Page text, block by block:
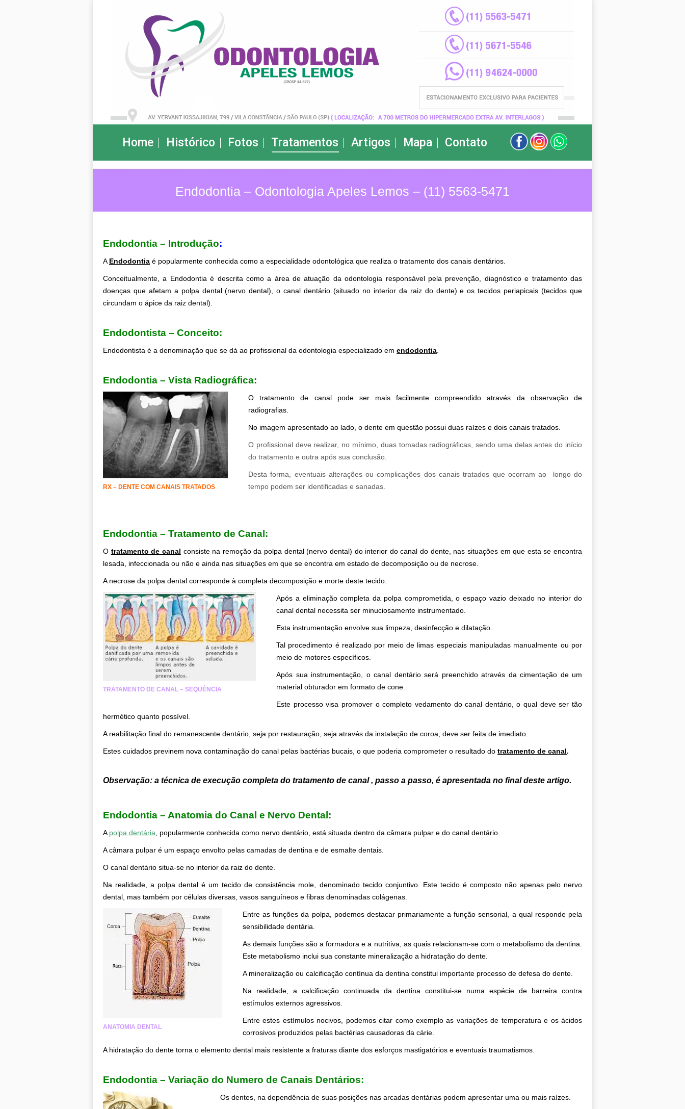
Home Histórico Fotos Tratamentos Artigos Mapa Contato
Endodontia – Odontologia Apeles Lemos – (11) 5563-5471
Endodontia – Introdução:
A Endodontia é popularmente conhecida como a especialidade odontológica que realiza o tratamento dos canais dentários.
Conceitualmente, a Endodontia é descrita como a área de atuação da odontologia responsável pela prevenção, diagnóstico e tratamento das
doenças que afetam a polpa dental (nervo dental), o canal dentário (situado no interior da raiz do dente) e os tecidos periapicais (tecidos que
circundam o ápice da raiz dental).
Endodontista – Conceito:
Endodontista é a denominação que se dá ao profissional da odontologia especializado em endodontia
Endodontia – Vista Radiográfica:
RX – DENTE COM CANAIS TRATADOS
O tratamento de canal pode ser mais facilmente compreendido através da observação de
radiografias.
No imagem apresentado ao lado, o dente em questão possui duas raízes e dois canais tratados.
O profissional deve realizar, no mínimo, duas tomadas radiográficas, sendo uma delas antes do início
do tratamento e outra após sua conclusão.
Desta forma, eventuais alterações ou complicações dos canais tratados que ocorram ao longo do
tempo podem ser identificadas e sanadas.
Endodontia – Tratamento de Canal:
O tratamento de canal consiste na remoção da polpa dental (nervo dental) do interior do canal do dente, nas situações em que esta se encontra
lesada, infeccionada ou não e ainda nas situações em que se encontra em estado de decomposição ou de necrose.
A necrose da polpa dental corresponde à completa decomposição e morte deste tecido.
TRATAMENTO DE CANAL – SEQUÊNCIA
Após a eliminação completa da polpa comprometida, o espaço vazio deixado no interior do
canal dental necessita ser minuciosamente instrumentado.
Esta instrumentação envolve sua limpeza, desinfecção e dilatação.
Tal procedimento é realizado por meio de limas especiais manipuladas manualmente ou por
meio de motores específicos.
Após sua instrumentação, o canal dentário será preenchido através da cimentação de um
material obturador em formato de cone.
Este processo visa promover o completo vedamento do canal dentário, o qual deve ser tão
hermético quanto possível.
A reabilitação final do remanescente dentário, seja por restauração, seja através da instalação de coroa, deve ser feita de imediato.
Estes cuidados previnem nova contaminação do canal pelas bactérias bucais, o que poderia comprometer o resultado do tratamento de canal.
Observação: a técnica de execução completa do tratamento de canal , passo a passo, é apresentada no final deste artigo.
Endodontia – Anatomia do Canal e Nervo Dental:
A polpa dentária , popularmente conhecida como nervo dentário, está situada dentro da câmara pulpar e do canal dentário.
A câmara pulpar é um espaço envolto pelas camadas de dentina e de esmalte dentais.
O canal dentário situa-se no interior da raiz do dente.
Na realidade, a polpa dental é um tecido de consistência mole, denominado tecido conjuntivo. Este tecido é composto não apenas pelo nervo
dental, mas também por células diversas, vasos sanguíneos e fibras denominadas colágenas.
ANATOMIA DENTAL
Entre as funções da polpa, podemos destacar primariamente a função sensorial, a qual responde pela
sensibilidade dentária.
As demais funções são a formadora e a nutritiva, as quais relacionam-se com o metabolismo da dentina.
Este metabolismo inclui sua constante mineralização a hidratação do dente.
A mineralização ou calcificação contínua da dentina constitui importante processo de defesa do dente.
Na realidade, a calcificação continuada da dentina constitui-se numa espécie de barreira contra
estímulos externos agressivos.
Entre estes estímulos nocivos, podemos citar como exemplo as variações de temperatura e os ácidos
corrosivos produzidos pelas bactérias causadoras da cárie.
A hidratação do dente torna o elemento dental mais resistente a fraturas diante dos esforços mastigatórios e eventuais traumatismos.
Endodontia – Variação do Numero de Canais Dentários:
Os dentes, na dependência de suas posições nas arcadas dentárias podem apresentar uma ou mais raízes.